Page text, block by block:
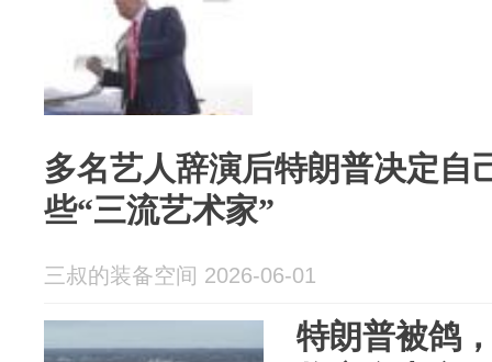
多名艺人辞演后特朗普决定自
些“三流艺术家”
三叔的装备空间 2026-06-01
特朗普被鸽